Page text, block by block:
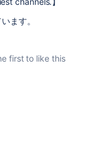
ます。
first to like this